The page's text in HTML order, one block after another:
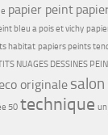
papier peint
bleu a pois et vichy
habitat papiers peints
NUAGES DESSINES
originale
50 technique